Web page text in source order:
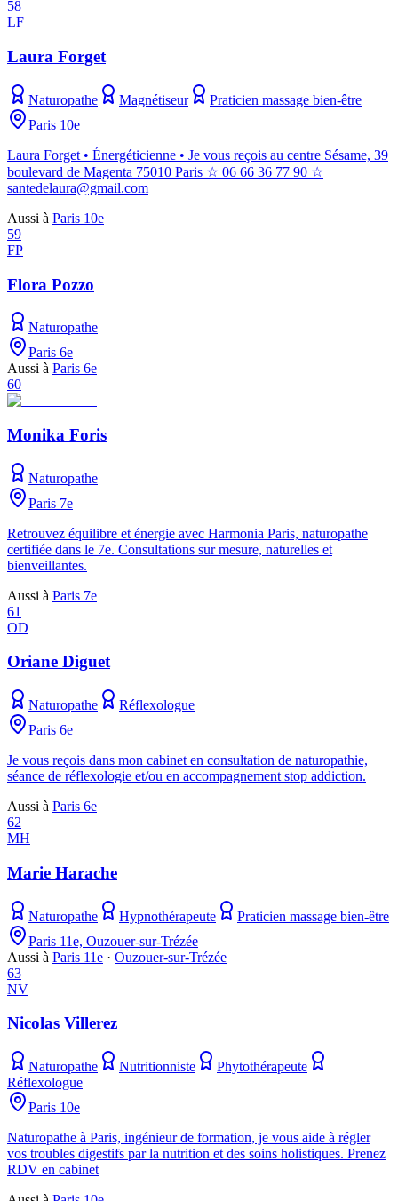
58
LF
Laura Forget
Naturopathe Magnétiseur
Praticien massage bien-être
Paris 10e
Laura Forget • Énergéticienne • Je vous reçois au centre Sésame, 39
boulevard de Magenta 75010 Paris ☆ 06 66 36 77 90 ☆
santedelaura@gmail.com
Aussi à Paris 10e
59
FP
Flora Pozzo
Naturopathe
Paris 6e
Aussi à Paris 6e
60
Monika Foris
Naturopathe
Paris 7e
Retrouvez équilibre et énergie avec Harmonia Paris, naturopathe
certifiée dans le 7e. Consultations sur mesure, naturelles et
bienveillantes.
Aussi à Paris 7e
61
OD
Oriane Diguet
Naturopathe
Réflexologue
Paris 6e
Je vous reçois dans mon cabinet en consultation de naturopathie,
séance de réflexologie et/ou en accompagnement stop addiction.
Aussi à Paris 6e
62
MH
Marie Harache
Naturopathe Hypnothérapeute
Praticien massage bien-être
Paris 11e, Ouzouer-sur-Trézée
Aussi à Paris 11e · Ouzouer-sur-Trézée
63
NV
Nicolas Villerez
Naturopathe Nutritionniste
Phytothérapeute
Réflexologue
Paris 10e
Naturopathe à Paris, ingénieur de formation, je vous aide à régler
vos troubles digestifs par la nutrition et des soins holistiques. Prenez
RDV en cabinet